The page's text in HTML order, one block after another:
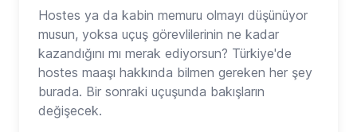
Hostes ya da kabin memuru olmayı düşünüyor
musun, yoksa uçuş görevlilerinin ne kadar
kazandığını mı merak ediyorsun? Türkiye'de
hostes maaşı hakkında bilmen gereken her şey
burada. Bir sonraki uçuşunda bakışların
değişecek.